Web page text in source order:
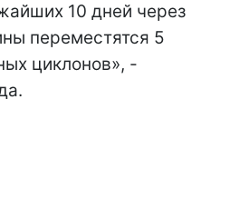
10 дней через
переместятся 5
циклонов», -